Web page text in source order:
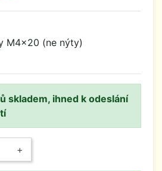
M4x20 (ne nýty)
skladem, ihned k odeslání
+